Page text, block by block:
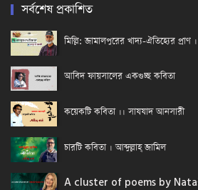
সর্বশেষ প্রকাশিত
মিল্লি: জামালপুরের খাদ্য-ঐতিহ্যের
আবিদ ফায়সালের একগুচ্ছ কবিতা
কয়েকটি কবিতা ।। সাযযাদ আনসারী
চারটি কবিতা । আব্দুল্লাহ্ জামিল
A cluster of poems by